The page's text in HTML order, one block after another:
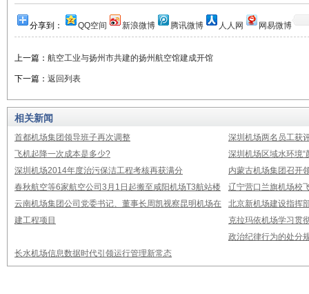
分享到： QQ空间 新浪微博 腾讯微博 人人网 网易微博
上一篇： 航空工业与扬州市共建的扬州航空馆建成开馆
下一篇： 返回列表
相关新闻
首都机场集团领导班子再次调整
深圳机场两名员工获
飞机起降一次成本是多少?
深圳机场区域水环境“
深圳机场2014年度治污保洁工程考核再获满分
内蒙古机场集团召开
春秋航空等6家航空公司3月1日起搬至咸阳机场T3航站楼
辽宁营口兰旗机场校
云南机场集团公司党委书记、董事长周凯视察昆明机场在
建工程项目
北京新机场建设指挥
克拉玛依机场学习贯
政治纪律行为的处分
长水机场信息数据时代引领运行管理新常态